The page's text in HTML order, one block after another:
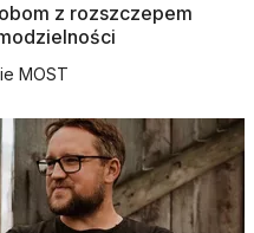
z rozszczepem
MOST